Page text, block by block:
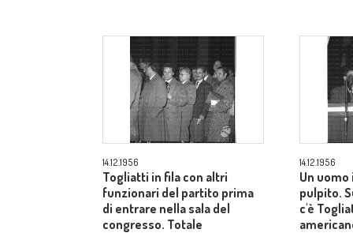
14.12.1956
Togliatti in fila con altri
funzionari del partito prima
di entrare nella sala del
congresso. Totale
14.12.1956
Un
pulpito.
c'è